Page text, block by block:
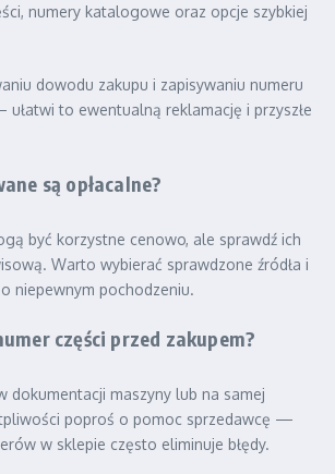
numery katalogowe oraz opcje szybkiej
dowodu zakupu i zapisywaniu numeru
to ewentualną reklamację i przyszłe
są opłacalne?
być korzystne cenowo, ale sprawdź ich
Warto wybierać sprawdzone źródła i
niepewnym pochodzeniu.
części przed zakupem?
dokumentacji maszyny lub na samej
poproś o pomoc sprzedawcę —
w sklepie często eliminuje błędy.